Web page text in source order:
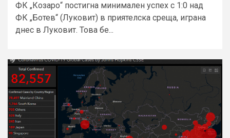
ФК „Козаро“ постигна минимален успех с 1:0 над
ФК „Ботев“ (Луковит) в приятелска среща, играна
днес в Луковит. Това бе...